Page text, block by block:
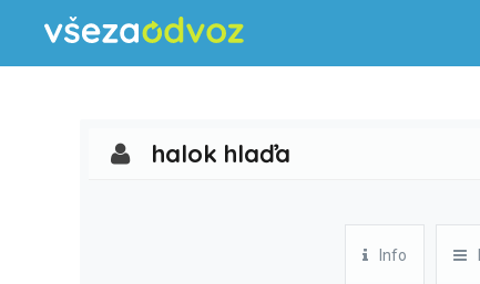
halok hlaďa
Info